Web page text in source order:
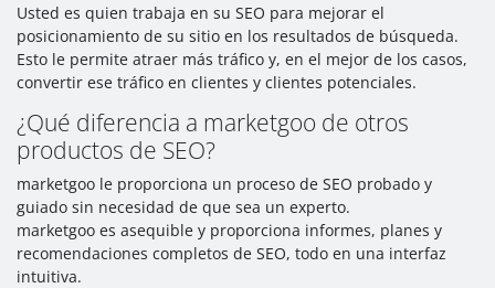
Usted es quien trabaja en su SEO para mejorar el
posicionamiento de su sitio en los resultados de búsqueda.
Esto le permite atraer más tráfico y, en el mejor de los casos,
convertir ese tráfico en clientes y clientes potenciales.
¿Qué diferencia a marketgoo de otros
productos de SEO?
marketgoo le proporciona un proceso de SEO probado y
guiado sin necesidad de que sea un experto.
marketgoo es asequible y proporciona informes, planes y
recomendaciones completos de SEO, todo en una interfaz
intuitiva.